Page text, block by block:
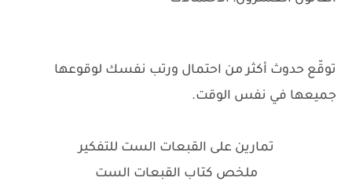
توقّع حدوث أكثر من احتمال ورتب نفسك لوقوعها
جميعها في نفس الوقت.
تمارين على القبعات الست للتفكير
ملخص كتاب القبعات الست